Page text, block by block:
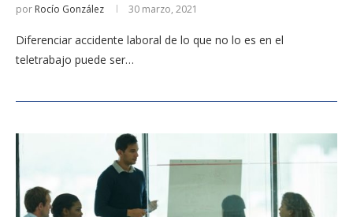
por Rocío González 30 marzo, 2021
Diferenciar accidente laboral de lo que no lo es en el
teletrabajo puede ser…